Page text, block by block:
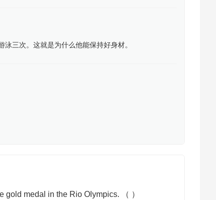
三次。这就是为什么他能保持好身材。
medal in the Rio Olympics. （ ）